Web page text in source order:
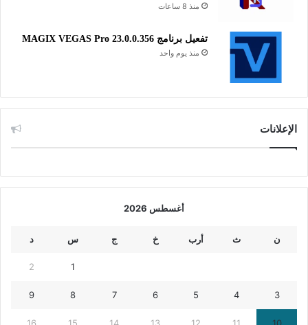
منذ 8 ساعات
تفعيل برنامج MAGIX VEGAS Pro 23.0.0.356
منذ يوم واحد
الإعلانات
أغسطس 2026
ن ث أرب خ ج س د
1
2
3
4
5
6
7
8
9